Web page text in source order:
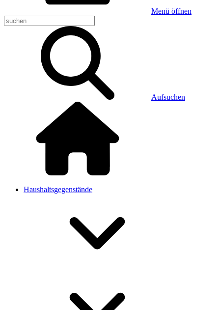
Menü öffnen
Aufsuchen
Haushaltsgegenstände